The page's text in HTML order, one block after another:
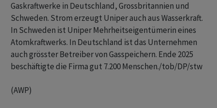
Gaskraftwerke in Deutschland, Grossbritannien und
Schweden. Strom erzeugt Uniper auch aus Wasserkraft.
In Schweden ist Uniper Mehrheitseigentümerin eines
Atomkraftwerks. In Deutschland ist das Unternehmen
auch grösster Betreiber von Gasspeichern. Ende 2025
beschäftigte die Firma gut 7.200 Menschen./tob/DP/stw
(AWP)